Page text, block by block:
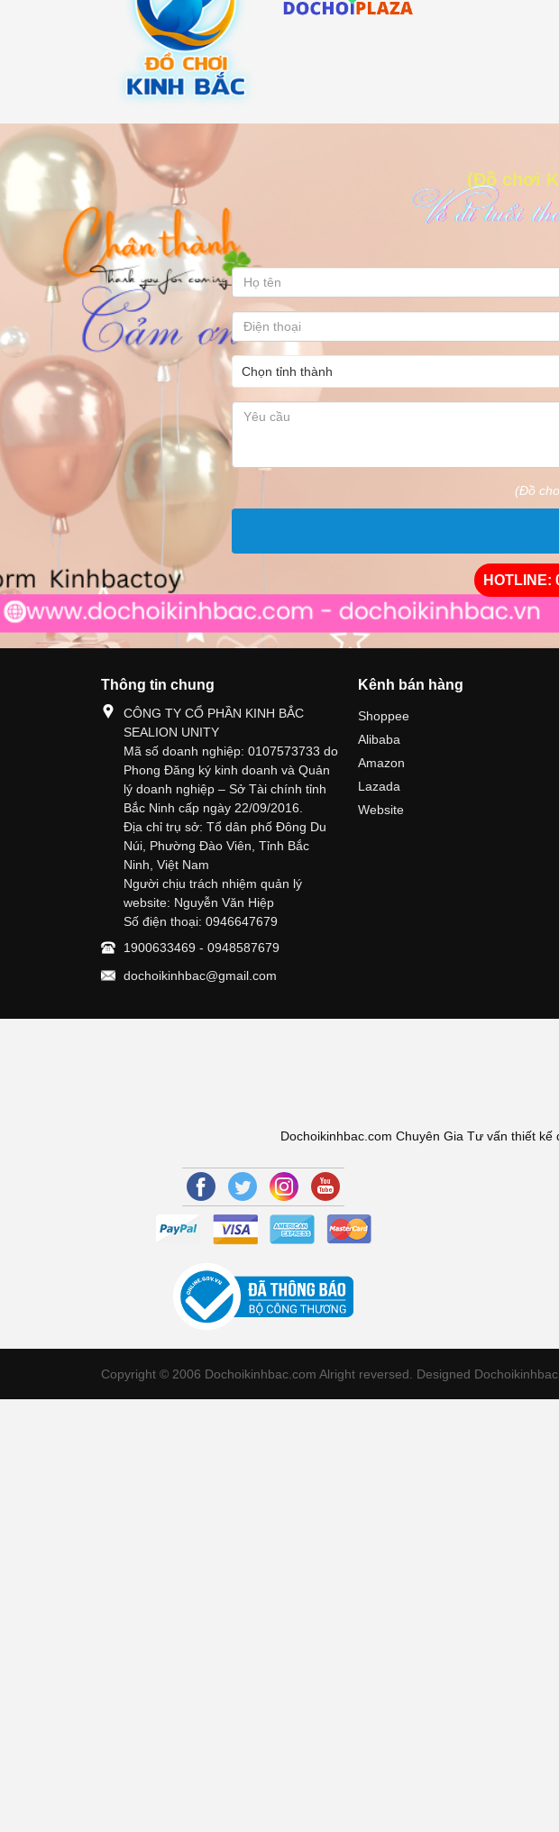
(Đồ chơi
(Đồ
HOTLINE:
Thông tin chung
CÔNG TY CỔ PHẦN KINH BẮC
SEALION UNITY
Mã số doanh nghiệp: 0107573733 do
Phong Đăng ký kinh doanh và Quản
lý doanh nghiệp – Sở Tài chính tỉnh
Bắc Ninh cấp ngày 22/09/2016.
Địa chỉ trụ sở: Tổ dân phố Đông Du
Núi, Phường Đào Viên, Tỉnh Bắc
Ninh, Việt Nam
Người chịu trách nhiệm quản lý
website: Nguyễn Văn Hiệp
Số điện thoại: 0946647679
1900633469 - 0948587679
dochoikinhbac@gmail.com
Kênh bán hàng
Shoppee
Alibaba
Amazon
Lazada
Website
Dochoikinhbac.com Chuyên Gia Tư vấn thiết
Copyright © 2006 Dochoikinhbac.com Alright reversed. Designed